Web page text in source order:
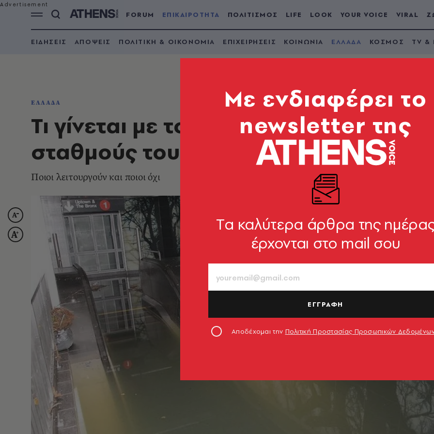
FORUM ΕΠΙΚΑΙΡΟΤΗΤΑ ΠΟΛΙΤΙΣΜΟΣ LIFE LOOK YOUR VOICE VIRAL
ΕΙΔΗΣΕΙΣ ΑΠΟΨΕΙΣ ΠΟΛΙΤΙΚΗ & ΟΙΚΟΝΟΜΙΑ ΕΠΙΧΕΙΡΗΣΕΙΣ ΚΟΙΝΩΝΙΑ ΕΛΛΑΔΑ ΚΟΣΜΟΣ TV &
ΕΛΛΑΔΑ
Τι γίνεται με τους πλημμυρισμένους
σταθμούς του μετρό
Ποιοι λειτουργούν και ποιοι όχι
Mε ενδιαφέρει το
newsletter της
Tα καλύτερα άρθρα της
έρχονται στο mail σου
ΕΓΓΡΑΦΗ
Αποδέχομαι την Πολιτική Προστασίας Προσωπικών